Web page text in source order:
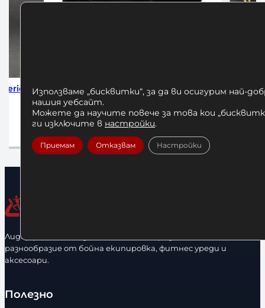
Бинтове за Бокс Venum 4м
Black/Gold
12,00€ / 23,47 лв.
Добавяне в количката
Бинтове
Лидерфитнес е водещ вносител и представител на голямо
разнообразие от бойна екипировка, фитнес уреди и
аксесоари.
Полезно
Използваме „бисквитки“, за да ви осигурим най-
нашия уебсайт.
Можете да научите повече за това кои
ги изключите в настройки.
Приемам Отказвам Настройки